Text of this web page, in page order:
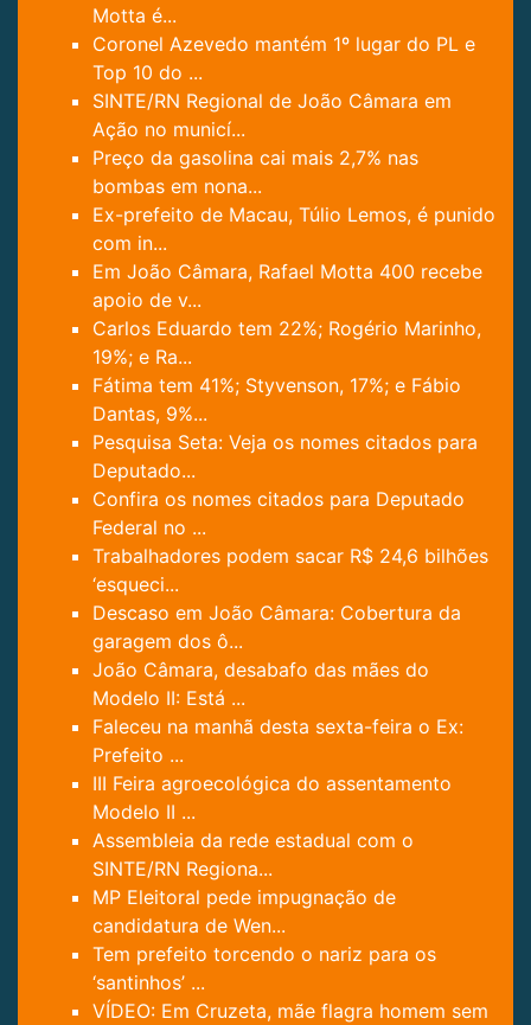
Motta é...
Coronel Azevedo mantém 1º lugar do PL e
Top 10 do ...
SINTE/RN Regional de João Câmara em
Ação no municí...
Preço da gasolina cai mais 2,7% nas
bombas em nona...
Ex-prefeito de Macau, Túlio Lemos, é punido
com in...
Em João Câmara, Rafael Motta 400 recebe
apoio de v...
Carlos Eduardo tem 22%; Rogério Marinho,
19%; e Ra...
Fátima tem 41%; Styvenson, 17%; e Fábio
Dantas, 9%...
Pesquisa Seta: Veja os nomes citados para
Deputado...
Confira os nomes citados para Deputado
Federal no ...
Trabalhadores podem sacar R$ 24,6 bilhões
‘esqueci...
Descaso em João Câmara: Cobertura da
garagem dos ô...
João Câmara, desabafo das mães do
Modelo II: Está ...
Faleceu na manhã desta sexta-feira o Ex:
Prefeito ...
III Feira agroecológica do assentamento
Modelo II ...
Assembleia da rede estadual com o
SINTE/RN Regiona...
MP Eleitoral pede impugnação de
candidatura de Wen...
Tem prefeito torcendo o nariz para os
‘santinhos’ ...
VÍDEO: Em Cruzeta, mãe flagra homem sem